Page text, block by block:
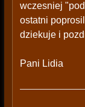
wczesniej
ostatni
dziekuje i
Pani Lidia